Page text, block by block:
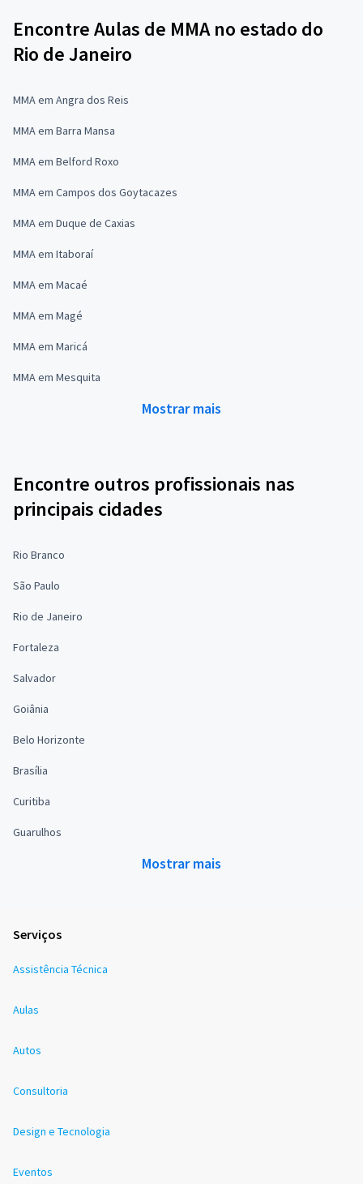
Encontre Aulas de MMA no estado do
Rio de Janeiro
MMA em Angra dos Reis
MMA em Barra Mansa
MMA em Belford Roxo
MMA em Campos dos Goytacazes
MMA em Duque de Caxias
MMA em Itaboraí
MMA em Macaé
MMA em Magé
MMA em Maricá
MMA em Mesquita
Mostrar mais
Encontre outros profissionais nas
principais cidades
Rio Branco
São Paulo
Rio de Janeiro
Fortaleza
Salvador
Goiânia
Belo Horizonte
Brasília
Curitiba
Guarulhos
Mostrar mais
Serviços
Assistência Técnica
Aulas
Autos
Consultoria
Design e Tecnologia
Eventos